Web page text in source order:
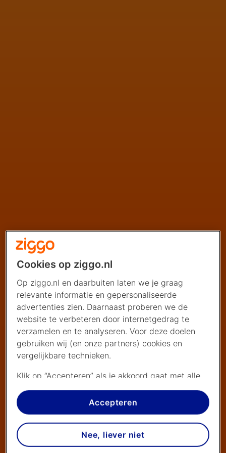
Cookies op ziggo.nl
Op ziggo.nl en daarbuiten laten we je graag
relevante informatie en gepersonaliseerde
advertenties zien. Daarnaast proberen we de
website te verbeteren door internetgedrag te
verzamelen en te analyseren. Voor deze doelen
gebruiken wij (en onze partners) cookies en
vergelijkbare technieken.
Klik op “Accepteren” als je akkoord gaat met alle
cookies. Kies je voor “Nee, liever niet”, dan
plaatsen we alleen strikt noodzakelijke cookies om
de website goed te laten werken. Dat betekent
dat we geen vormen van personalisatie
toepassen.
Accepteren
Nee, liever niet